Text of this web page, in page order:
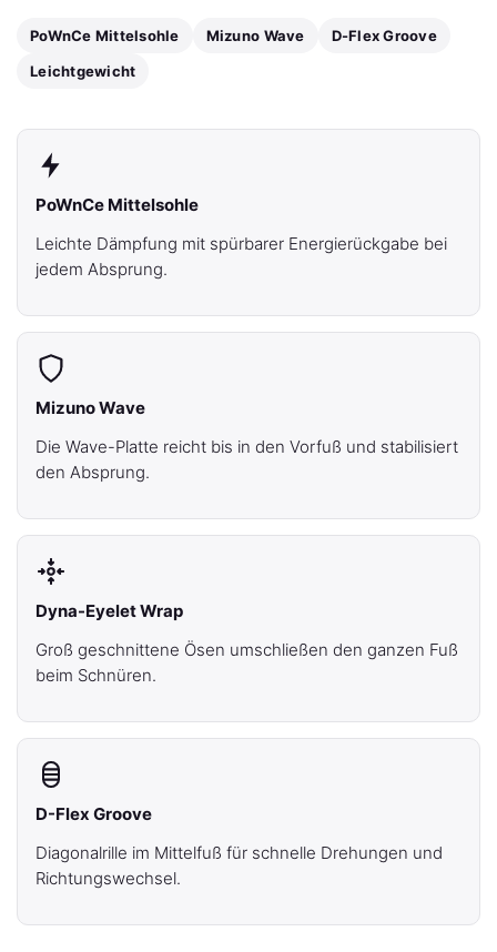
PoWnCe Mittelsohle Mizuno Wave
D-Flex Groove
Leichtgewicht
PoWnCe Mittelsohle
Leichte Dämpfung mit spürbarer Energierückgabe bei
jedem Absprung.
Mizuno Wave
Die Wave-Platte reicht bis in den Vorfuß und stabilisiert
den Absprung.
Dyna-Eyelet Wrap
Groß geschnittene Ösen umschließen den ganzen Fuß
beim Schnüren.
D-Flex Groove
Diagonalrille im Mittelfuß für schnelle Drehungen und
Richtungswechsel.